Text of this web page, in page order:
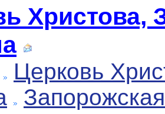
Христова,
Церковь
Запорожская